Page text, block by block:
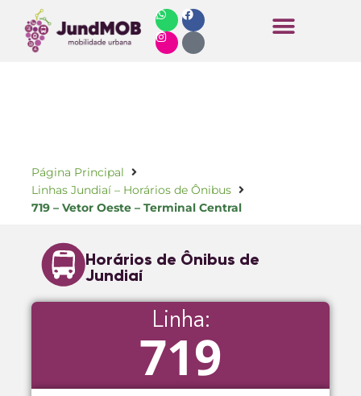
Página Principal
Linhas Jundiaí – Horários de Ônibus
719 – Vetor Oeste – Terminal Central
Horários de Ônibus de
Jundiaí
Linha:
719